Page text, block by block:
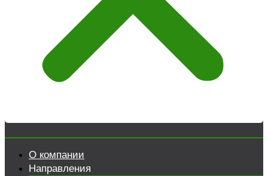
О компании
Направления